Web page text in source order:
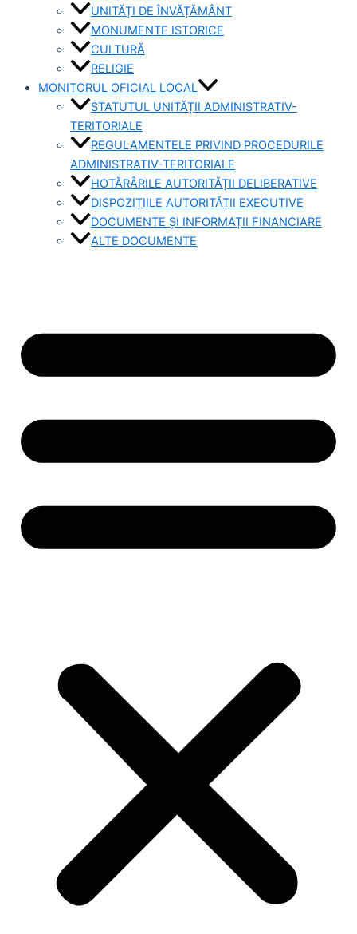
UNITĂȚI DE ÎNVĂȚĂMÂNT
MONUMENTE ISTORICE
CULTURĂ
RELIGIE
MONITORUL OFICIAL LOCAL
STATUTUL UNITĂȚII ADMINISTRATIV-
TERITORIALE
REGULAMENTELE PRIVIND PROCEDURILE
ADMINISTRATIV-TERITORIALE
HOTĂRÂRILE AUTORITĂȚII DELIBERATIVE
DISPOZIȚIILE AUTORITĂȚII EXECUTIVE
DOCUMENTE ȘI INFORMAȚII FINANCIARE
ALTE DOCUMENTE